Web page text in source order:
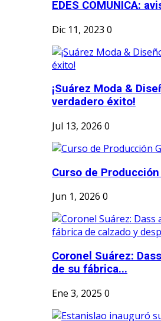
EDES COMUNICA:
Dic 11, 2023 0
¡Suárez Moda &
verdadero éxito!
Jul 13, 2026 0
Curso de Producción
Jun 1, 2026 0
Coronel Suárez:
de su fábrica...
Ene 3, 2025 0